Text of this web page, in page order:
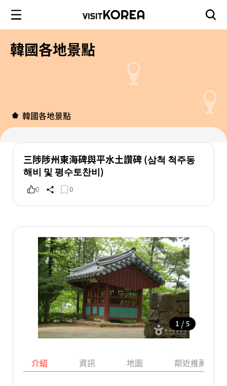
韓國各地景點
韓國各地景點
三陟陟州東海碑與平水土讚碑 (삼척 척주동
해비 및 평수토찬비)
0 0
1 / 5
介紹 資訊 地圖 鄰近推薦景點